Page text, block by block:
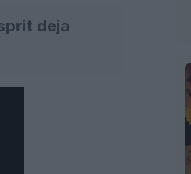
deja